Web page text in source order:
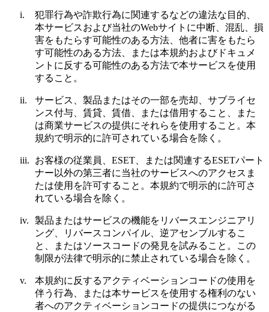
i.
犯罪行為や詐欺行為に関連するなどの違法な目的、
本サービスおよび当社のWebサイトに中断、混乱、損
害をもたらす可能性のある方法、他者に害をもたら
す可能性のある方法、または本規約およびドキュメ
ントに反する可能性のある方法で本サービスを使用
すること。
ii.
サービス、製品またはその一部を売却、サブライセ
ンス付与、賃貸、賃借、または借用すること、また
は商業サービスの提供にそれらを使用すること。本
規約で明示的に許可されている場合を除く。
iii.
お客様の従業員、ESET、または関連するESETパート
ナー以外の第三者に当社のサービスへのアクセスま
たは使用を許可すること。本規約で明示的に許可さ
れている場合を除く。
iv.
製品またはサービスの機能をリバースエンジニアリ
ング、リバースコンパイル、逆アセンブルするこ
と、またはソースコードの発見を試みること。この
制限が法律で明示的に禁止されている場合を除く。
v.
本規約に反するアクティベーションコードの使用を
伴う行為、または本サービスを使用する権利のない
者へのアクティベーションコードの提供につながる